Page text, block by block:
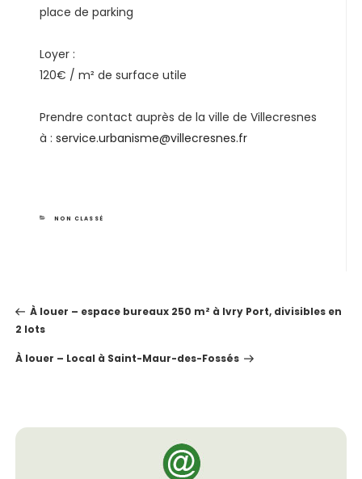
place de parking
Loyer :
120€ / m² de surface utile
Prendre contact auprès de la ville de Villecresnes
à :service.urbanisme@villecresnes.fr
CATEGORIES
NON CLASSÉ
DE
L’ARTICLE
À louer – espace bureaux 250 m² à Ivry Port, divisibles en
2 lots
À louer – Local à Saint-Maur-des-Fossés